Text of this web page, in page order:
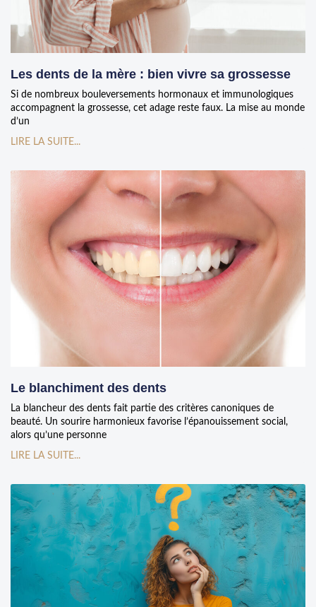
Les dents de la mère : bien vivre sa grossesse
Si de nombreux bouleversements hormonaux et immunologiques
accompagnent la grossesse, cet adage reste faux. La mise au monde
d’un
LIRE LA SUITE...
Le blanchiment des dents
La blancheur des dents fait partie des critères canoniques de
beauté. Un sourire harmonieux favorise l’épanouissement social,
alors qu’une personne
LIRE LA SUITE...